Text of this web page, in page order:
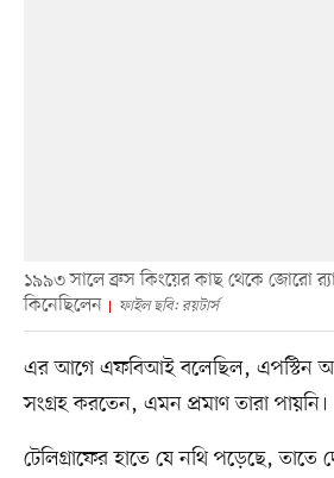
১৯৯৩ সালে ব্রুস কিংয়ের কাছ থেকে জোরো
কিনেছিলেন
ফাইল ছবি: রয়টার্স
এর আগে এফবিআই বলেছিল, এপস্টিন
সংগ্রহ করতেন, এমন প্রমাণ তারা পায়নি।
টেলিগ্রাফের হাতে যে নথি পড়েছে, তাতে